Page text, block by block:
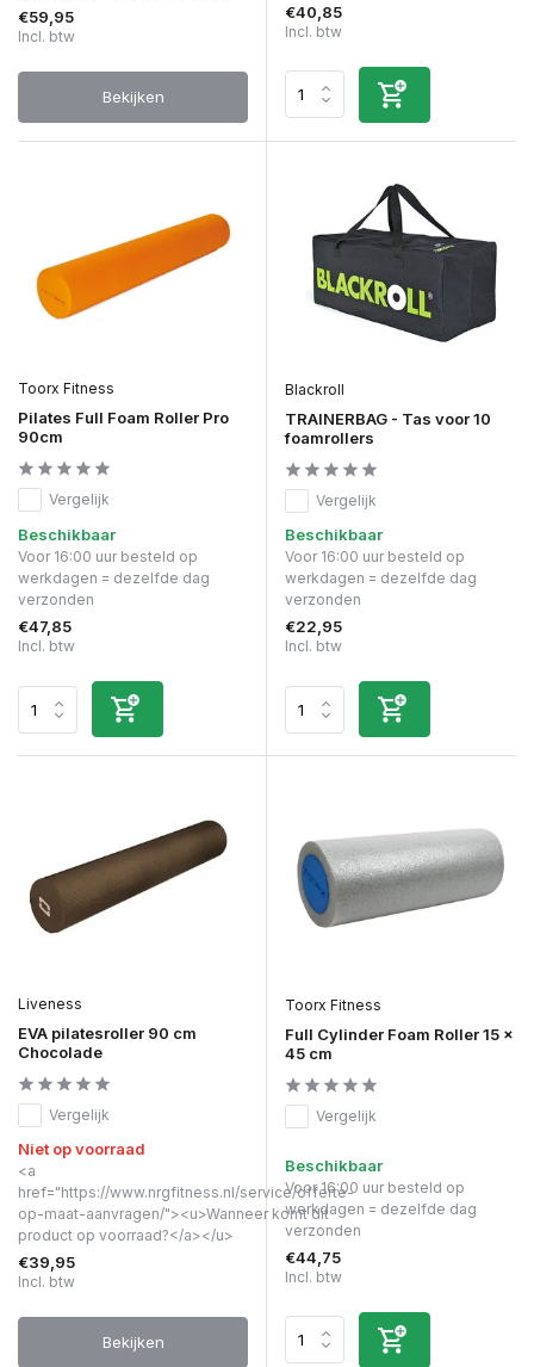
€59,95
Incl. btw
Bekijken
€40,85
Incl. btw
Toorx Fitness
Pilates Full Foam Roller Pro
90cm
Vergelijk
Beschikbaar
Voor 16:00 uur besteld op
werkdagen = dezelfde dag
verzonden
€47,85
Incl. btw
Blackroll
TRAINERBAG - Tas voor 10
foamrollers
Vergelijk
Beschikbaar
Voor 16:00 uur besteld op
werkdagen = dezelfde dag
verzonden
€22,95
Incl. btw
Liveness
EVA pilatesroller 90 cm
Chocolade
Vergelijk
Niet op voorraad
<a
href="https://www.nrgfitness.nl/service/offerte-
op-maat-aanvragen/"><u>Wanneer komt dit
product op voorraad?</a></u>
€39,95
Incl. btw
Bekijken
Toorx Fitness
Full Cylinder Foam Roller 15 x
45 cm
Vergelijk
Beschikbaar
Voor 16:00 uur besteld op
werkdagen = dezelfde dag
verzonden
€44,75
Incl. btw